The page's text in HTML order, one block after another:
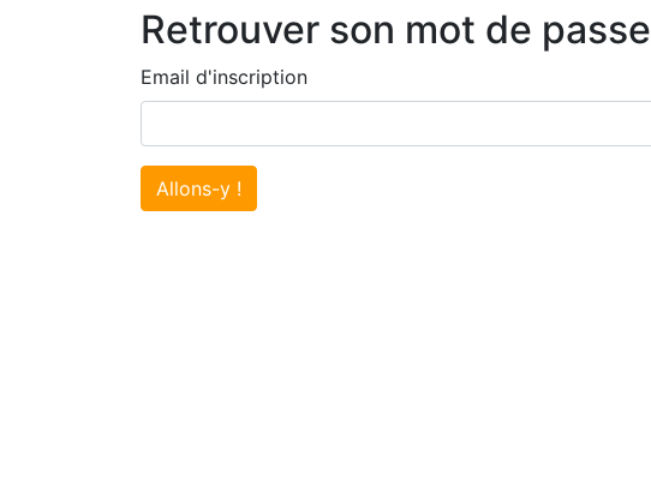
Retrouver son mot de passe
Email d'inscription
Allons-y !